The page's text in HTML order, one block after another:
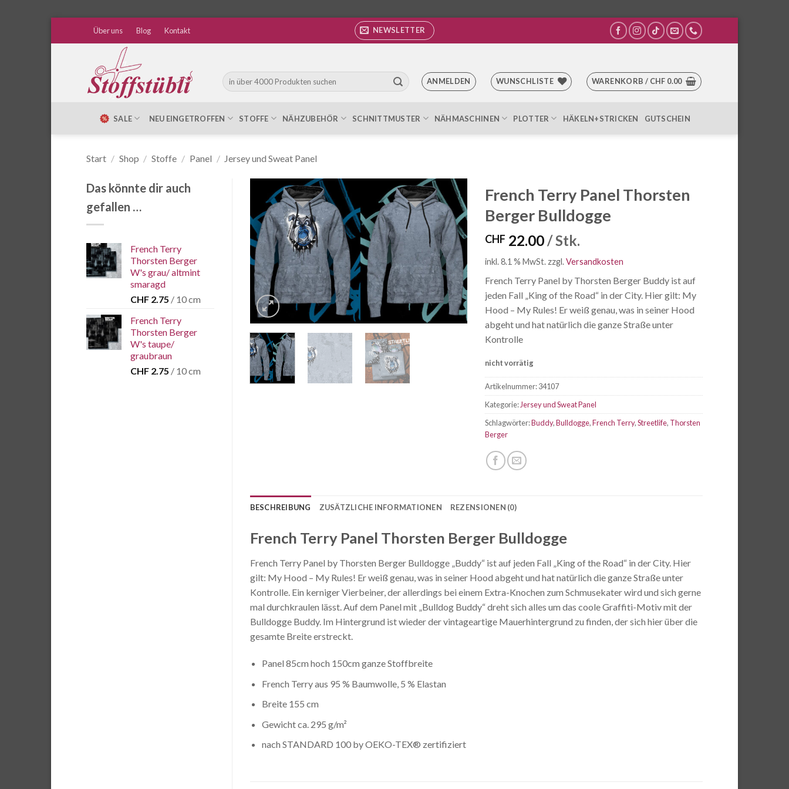
Über uns Blog Kontakt NEWSLETTER
Suche
nach:
ANMELDEN WUNSCHLISTE WARENKORB / CHF 0.00
SALE NEU EINGETROFFEN STOFFE NÄHZUBEHÖR SCHNITTMUSTER NÄHMASCHINEN PLOTTER HÄKELN+STRICKEN GUTSCHEIN
Start / Shop / Stoffe / Panel / Jersey und Sweat Panel
Das könnte dir auch
gefallen …
French Terry
Thorsten Berger
W's grau/ altmint
smaragd
CHF 2.75 / 10 cm
French Terry
Thorsten Berger
W's taupe/
graubraun
CHF 2.75 / 10 cm
Auf die
Wunschliste
French Terry Panel Thorsten
Berger Bulldogge
CHF 22.00 / Stk.
inkl. 8.1 % MwSt. zzgl.Versandkosten
French Terry Panel by Thorsten Berger Buddy ist auf
jeden Fall „King of the Road“ in der City. Hier gilt: My
Hood – My Rules! Er weiß genau, was in seiner Hood
abgeht und hat natürlich die ganze Straße unter
Kontrolle
nicht vorrätig
Artikelnummer:34107
Kategorie:Jersey und Sweat Panel
Schlagwörter:Buddy,Bulldogge,French Terry,Streetlife, Thorsten
Berger
BESCHREIBUNG ZUSÄTZLICHE INFORMATIONEN REZENSIONEN (0)
French Terry Panel Thorsten Berger Bulldogge
French Terry Panel by Thorsten Berger Bulldogge „Buddy“ ist auf jeden Fall „King of the Road“ in der City. Hier
gilt: My Hood – My Rules! Er weiß genau, was in seiner Hood abgeht und hat natürlich die ganze Straße unter
Kontrolle. Ein kerniger Vierbeiner, der allerdings bei einem Extra-Knochen zum Schmusekater wird und sich gerne
mal durchkraulen lässt. Auf dem Panel mit „Bulldog Buddy“ dreht sich alles um das coole Graffiti-Motiv mit der
Bulldogge Buddy. Im Hintergrund ist wieder der vintageartige Mauerhintergrund zu finden, der sich hier über die
gesamte Breite erstreckt.
Panel 85cm hoch 150cm ganze Stoffbreite
French Terry aus 95 % Baumwolle, 5 % Elastan
Breite 155 cm
Gewicht ca. 295 g/m²
nach STANDARD 100 by OEKO-TEX® zertifiziert